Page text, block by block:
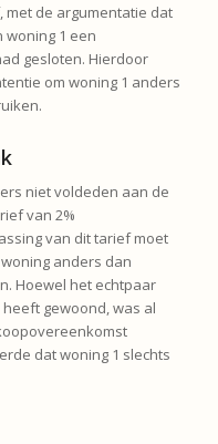
met de argumentatie dat
woning 1 een
gesloten. Hierdoor
om woning 1 anders
niet voldeden aan de
van 2%
van dit tarief moet
anders dan
Hoewel het echtpaar
gewoond, was al
dat woning 1 slechts